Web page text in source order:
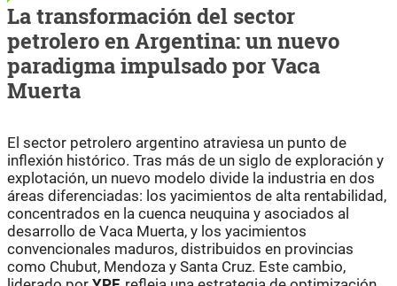
La transformación del sector
petrolero en Argentina: un nuevo
paradigma impulsado por Vaca
Muerta
El sector petrolero argentino atraviesa un punto de
inflexión histórico. Tras más de un siglo de exploración y
explotación, un nuevo modelo divide la industria en dos
áreas diferenciadas: los yacimientos de alta rentabilidad,
concentrados en la cuenca neuquina y asociados al
desarrollo de Vaca Muerta, y los yacimientos
convencionales maduros, distribuidos en provincias
como Chubut, Mendoza y Santa Cruz. Este cambio,